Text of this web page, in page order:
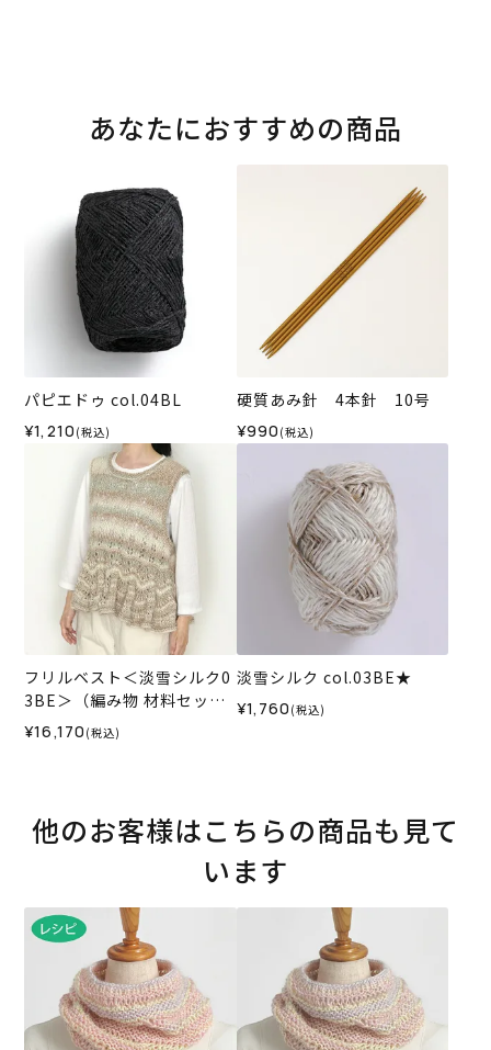
あなたにおすすめの商品
パピエドゥ col.04BL
¥1,210 (税込)
硬質あみ針 4本針 10号
¥990 (税込)
フリルベスト＜淡雪シルク0
3BE＞（編み物 材料セッ
ト）
¥16,170 (税込)
淡雪シルク col.03BE★
¥1,760 (税込)
他のお客様はこちらの商品も見て
います